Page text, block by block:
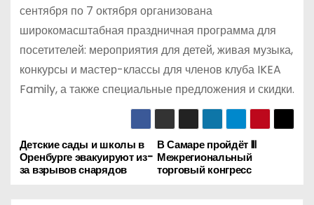
сентября по 7 октября организована
широкомасштабная праздничная программа для
посетителей: мероприятия для детей, живая музыка,
конкурсы и мастер-классы для членов клуба IKEA
Family, а также специальные предложения и скидки.
Н
а
В Самаре пройдёт III
Межрегиональный
торговый конгресс
Детские сады и школы в
Оренбурге эвакуируют из-
за взрывов снарядов